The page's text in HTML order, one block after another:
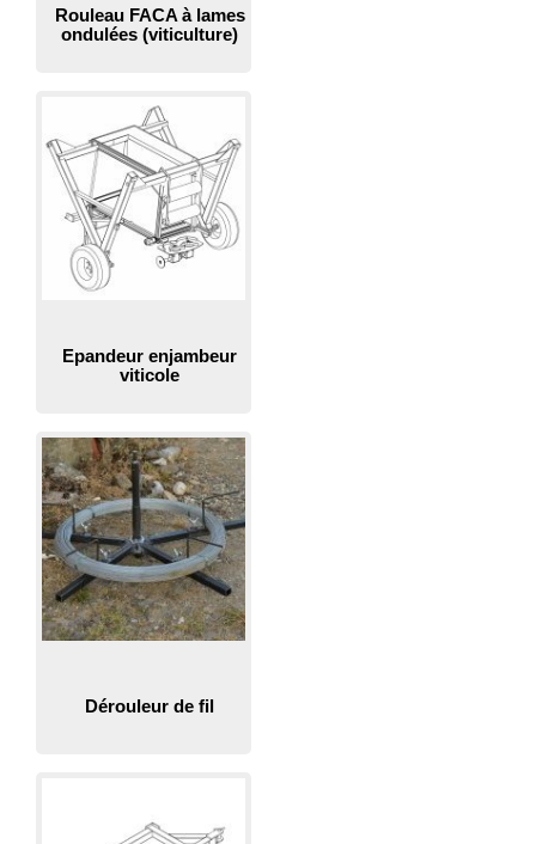
Rouleau FACA à lames
ondulées (viticulture)
Epandeur enjambeur
viticole
Dérouleur de fil